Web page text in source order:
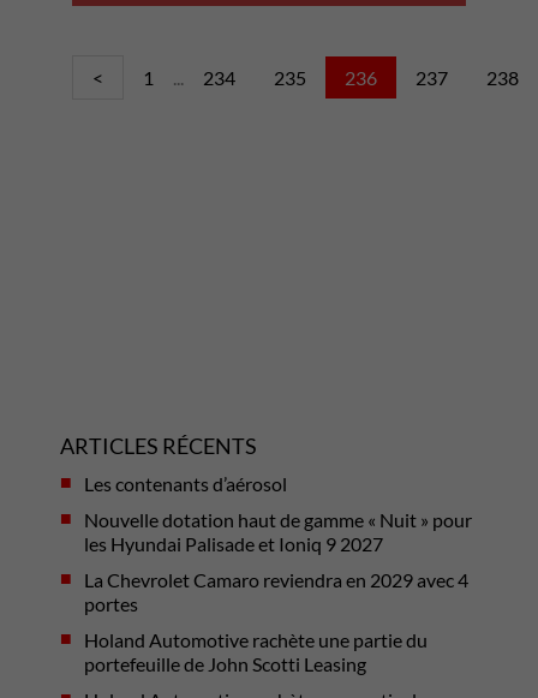
ARTICLES RÉCENTS
Les contenants d’aérosol
Nouvelle dotation haut de gamme « Nuit » pour
les Hyundai Palisade et Ioniq 9 2027
La Chevrolet Camaro reviendra en 2029 avec 4
portes
Holand Automotive rachète une partie du
portefeuille de John Scotti Leasing
< 1 234 235 236 237 238